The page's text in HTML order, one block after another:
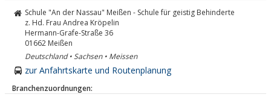
Schule "An der Nassau" Meißen - Schule für geistig Behinderte
z. Hd. Frau Andrea Kröpelin
Hermann-Grafe-Straße 36
01662 Meißen
Deutschland • Sachsen • Meissen
zur Anfahrtskarte und Routenplanung
Branchenzuordnungen: